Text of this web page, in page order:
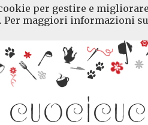
per gestire e
Per maggiori informazioni